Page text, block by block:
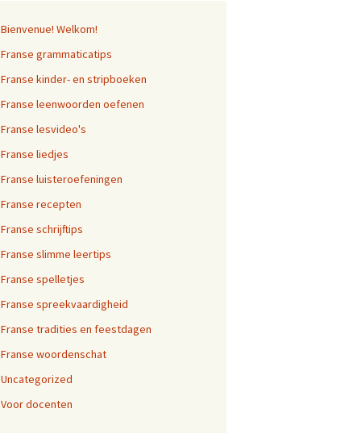
Bienvenue! Welkom!
Franse grammaticatips
Franse kinder- en stripboeken
Franse leenwoorden oefenen
Franse lesvideo's
Franse liedjes
Franse luisteroefeningen
Franse recepten
Franse schrijftips
Franse slimme leertips
Franse spelletjes
Franse spreekvaardigheid
Franse tradities en feestdagen
Franse woordenschat
Uncategorized
Voor docenten